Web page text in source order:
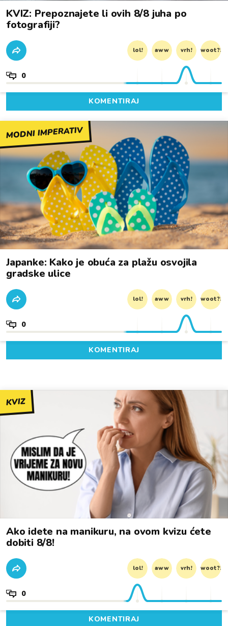
KVIZ: Prepoznajete li ovih 8/8 juha po
fotografiji?
lol! aww vrh! woot?!
0
KOMENTIRAJ
MODNI IMPERATIV
Japanke: Kako je obuća za plažu osvojila
gradske ulice
lol! aww vrh! woot?!
0
KOMENTIRAJ
KVIZ
Ako idete na manikuru, na ovom kvizu ćete
dobiti 8/8!
lol! aww vrh! woot?!
0
KOMENTIRAJ